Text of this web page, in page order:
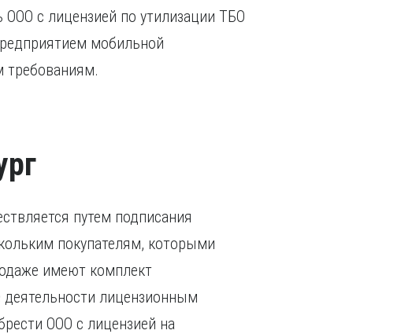
ООО с лицензией по утилизации ТБО
мобильной
требованиям.
путем подписания
покупателям, которыми
имеют комплект
деятельности лицензионным
ООО с лицензией на